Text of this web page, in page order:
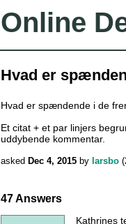
Online
Hvad er
Hvad er spændende i de
Et citat + et par linjers
uddybende kommentar.
asked Dec 4, 2015 by larsbo (
47 Answers
Kathrines